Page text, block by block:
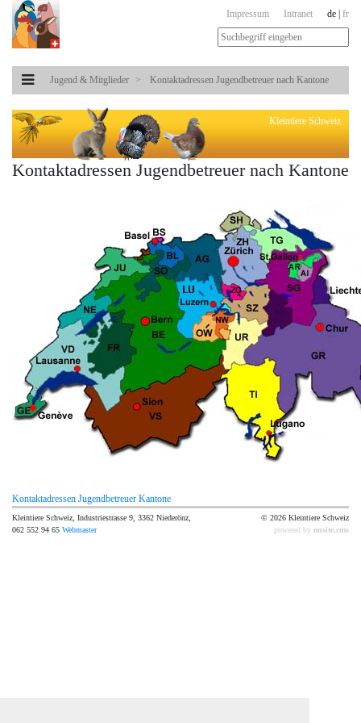
Impressum Intranet de| fr
Jugend & Mitglieder Kontaktadressen Jugendbetreuer nach Kantone
Kleintiere Schweiz
Kontaktadressen Jugendbetreuer nach Kantone
Kontaktadressen Jugendbetreuer Kantone
Kleintiere Schweiz, Industriestrasse 9, 3362 Niederönz,
062 552 94 65 Webmaster
© 2026 Kleintiere Schweiz
powered by onsite.cms